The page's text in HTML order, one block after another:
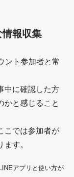
情報収集
ント参加者と常
中に確認した方
かと感じること
こでは参加者が
す。
アプリと使い方が